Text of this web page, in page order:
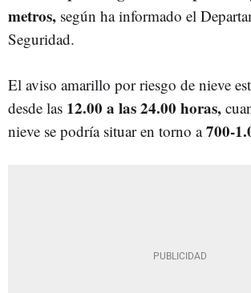
metros, según ha informado el
Seguridad.
El aviso amarillo por riesgo de nieve
desde las 12.00 a las 24.00 horas,
nieve se podría situar en torno a700-